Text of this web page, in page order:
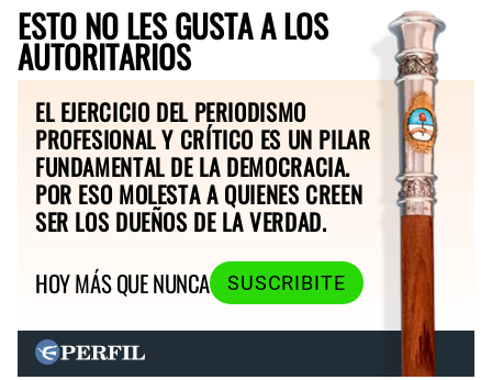
ESTO NO LES GUSTA A LOS
AUTORITARIOS
EL EJERCICIO DEL PERIODISMO
PROFESIONAL Y CRÍTICO ES UN PILAR
FUNDAMENTAL DE LA DEMOCRACIA.
POR ESO MOLESTA A QUIENES CREEN
SER LOS DUEÑOS DE LA VERDAD.
HOY MÁS QUE NUNCA
SUSCRIBITE